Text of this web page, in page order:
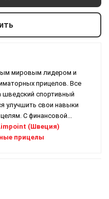
мировым лидером и
прицелов. Все
шведский спортивный
улучшить свои навыки
С финансовой...
(Швеция)
прицелы